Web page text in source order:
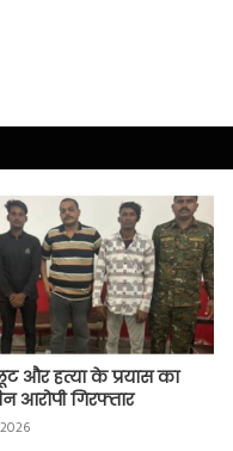
और हत्या के प्रयास का
आरोपी गिरफ्तार